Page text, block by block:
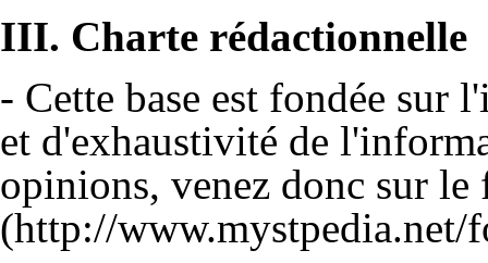
III. Charte rédactionnelle
- Cette base est fondée sur
et d'exhaustivité de
opinions, venez donc sur le